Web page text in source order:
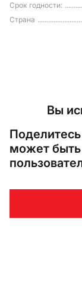
Срок годности:
Страна
Вы
может быть